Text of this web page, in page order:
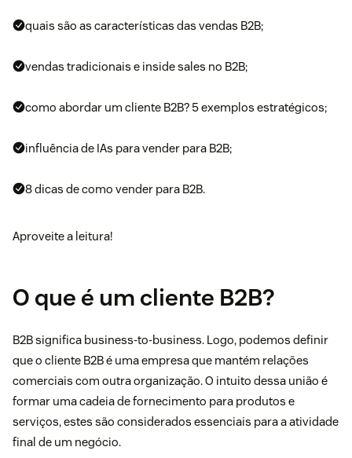
quais são as características das vendas B2B;
vendas tradicionais e inside sales no B2B;
como abordar um cliente B2B? 5 exemplos estratégicos;
influência de IAs para vender para B2B;
8 dicas de como vender para B2B.
Aproveite a leitura!
O que é um cliente B2B?
B2B significa business-to-business. Logo, podemos definir
que o cliente B2B é uma empresa que mantém relações
comerciais com outra organização. O intuito dessa união é
formar uma cadeia de fornecimento para produtos e
serviços, estes são considerados essenciais para a atividade
final de um negócio.